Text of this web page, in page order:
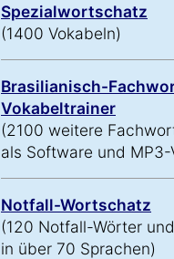
Spezialwortschatz
(1400 Vokabeln)
Brasilianisch-
Vokabeltrainer
(2100 weitere
als Software und MP3-
Notfall-Wortschatz
(120 Notfall-Wörter
in über 70 Sprachen)